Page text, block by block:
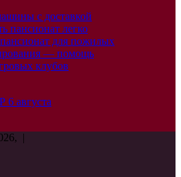
с доставкой
пансионат легко
для пожилых
— помощь
клубов
августа
|